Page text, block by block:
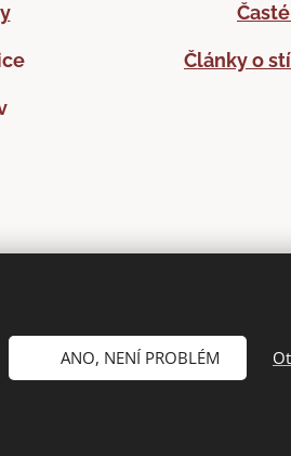
Články o
✅ ANO, NENÍ PROBLÉM